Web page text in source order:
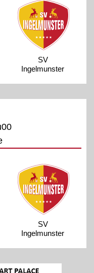
SV
Ingelmunster
SV
Ingelmunster